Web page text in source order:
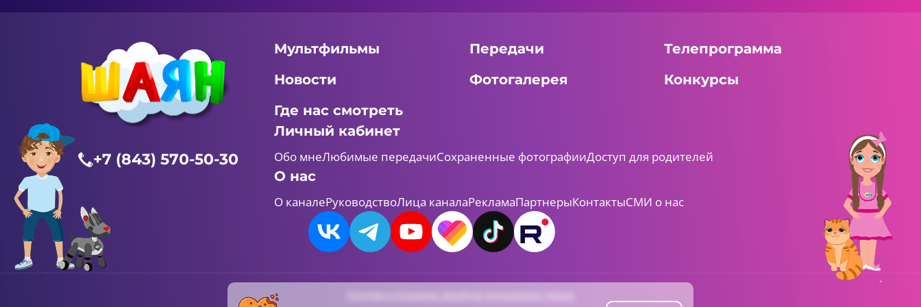
+7 (843) 570-50-30
Мультфильмы Передачи
Телепрограмма
Новости
Фотогалерея
Конкурсы
Где нас смотреть
Личный кабинет
Обо мнеЛюбимые передачиСохраненные фотографииДоступ для родителей
О нас
О каналеРуководствоЛица каналаРекламаПартнерыКонтактыСМИ о нас